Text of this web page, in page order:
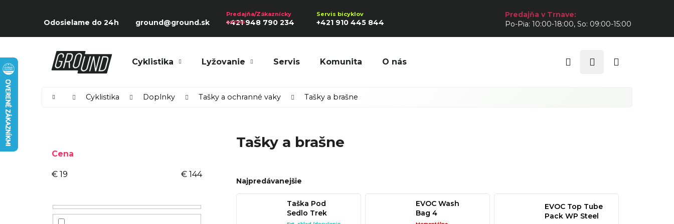
Odosielame do 24h ground@ground.sk +421 948 790 234 +421 910 445 844
Predajňa v Trnave:
Po-Pia: 10:00-18:00, So: 09:00-15:00
Cyklistika Lyžovanie Servis Komunita O nás Hľadať Prihlásenie
DomovCyklistika Doplnky Tašky a ochranné vaky Tašky a brašne
Cena
€ 19 € 144
Tašky a brašne
Najpredávanejšie
Taška Pod
Sedlo Trek
EVOC Wash
Bag 4
EVOC Top Tube
Pack WP Steel
š
í
k
Späť
do
obchodu
Späť
do
obchodu
Čo potrebujete nájsť?
Odporúčame